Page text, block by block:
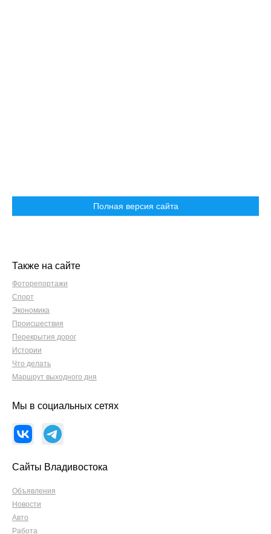
Полная версия сайта
Также на сайте
Фоторепортажи
Спорт
Экономика
Происшествия
Перекрытия дорог
Истории
Что делать
Маршрут выходного дня
Мы в социальных сетях
Сайты Владивостока
Объявления
Новости
Авто
Работа